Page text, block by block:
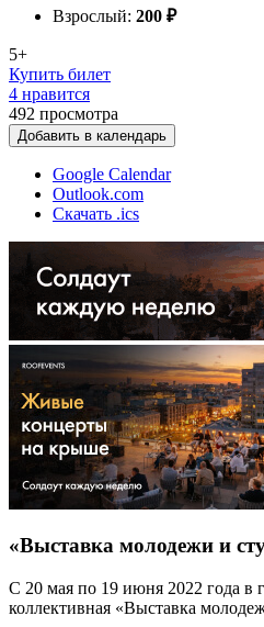
Взрослый: 200 ₽
5+
Купить билет
4 нравится
492 просмотра
Добавить в календарь
Google Calendar
Outlook.com
Скачать .ics
«Выставка молодежи и
С 20 мая по 19 июня 2022 года в
коллективная «Выставка